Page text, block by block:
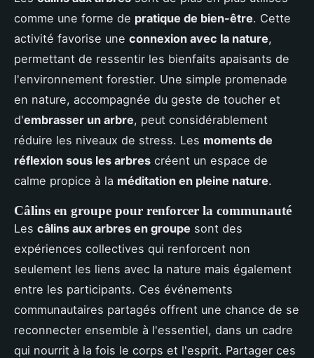
comme une forme de pratique de bien-être. Cette
activité favorise une connexion avec la nature,
permettant de ressentir les bienfaits apaisants de
l'environnement forestier. Une simple promenade
en nature, accompagnée du geste de toucher et
d'embrasser un arbre, peut considérablement
réduire les niveaux de stress. Les moments de
réflexion sous les arbres créent un espace de
calme propice à la méditation en pleine nature.
Câlins en groupe pour renforcer la communauté
Les câlins aux arbres en groupe sont des
expériences collectives qui renforcent non
seulement les liens avec la nature mais également
entre les participants. Ces événements
communautaires partagés offrent une chance de se
reconnecter ensemble à l'essentiel, dans un cadre
qui nourrit à la fois le corps et l'esprit. Partager ces